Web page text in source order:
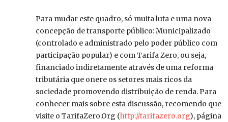
Para mudar este quadro, só muita luta e uma nova
concepção de transporte público: Municipalizado
(controlado e administrado pelo poder público com
participação popular) e com Tarifa Zero, ou seja,
financiado indiretamente através de uma reforma
tributária que onere os setores mais ricos da
sociedade promovendo distribuição de renda. Para
conhecer mais sobre esta discussão, recomendo que
visite o TarifaZero.Org (http://tarifazero.org), página